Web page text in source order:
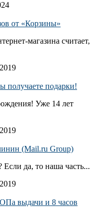
от «Корзины»
магазина считает,
получаете подарки!
Уже 14 лет
(Mail.ru Group)
да, то наша часть...
выдачи и 8 часов